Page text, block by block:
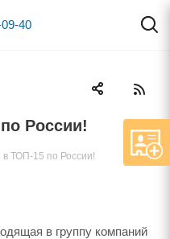
40
России!
ТОП-15 по России!
в группу компаний